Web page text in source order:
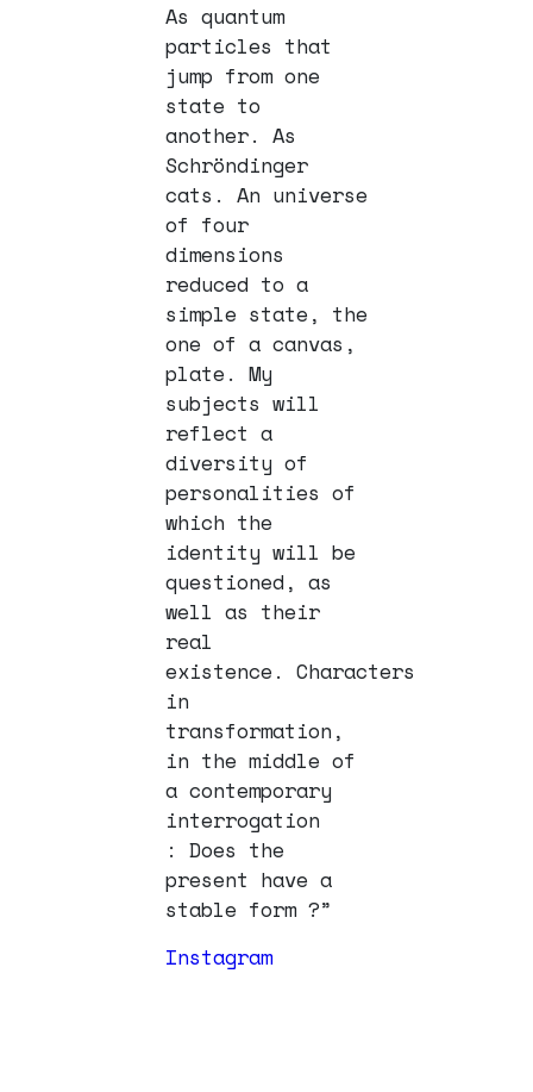
As quantum
particles that
jump from one
state to
another. As
Schröndinger
cats. An universe
of four
dimensions
reduced to a
simple state, the
one of a canvas,
plate. My
subjects will
reflect a
diversity of
personalities of
which the
identity will be
questioned, as
well as their
real
existence. Characters
in
transformation,
in the middle of
a contemporary
interrogation
: Does the
present have a
stable form ?”
Instagram